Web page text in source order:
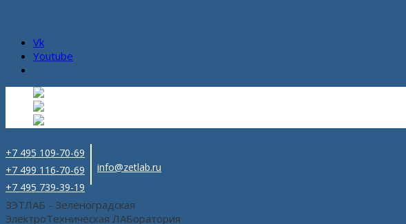
Vk
Youtube
+7 495 109-70-69
+7 499 116-70-69
+7 495 739-39-19
info@zetlab.ru
ЗЭТЛАБ - Зеленоградская
ЭлектроТехническая ЛАБоратория